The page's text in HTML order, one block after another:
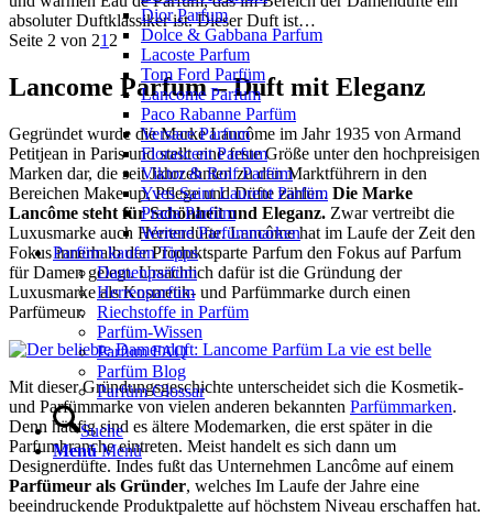
Dior Parfum
Dolce & Gabbana Parfum
Lacoste Parfum
Tom Ford Parfüm
Lancome Parfum
Paco Rabanne Parfüm
Versace Parfum
Florascent Parfum
Viktor & Rolf Parfüm
Yves Saint Laurent Parfüm
Prada Parfüm
Weitere Parfümmarken
Parfüm kaufen Tipps
Damenparfüm
Herrenparfüm
Riechstoffe in Parfüm
Parfüm-Wissen
Parfum FAQ
Parfüm Blog
Parfüm Glossar
Suche
Menü Menü
absoluter Duftklassiker ist. Dieser Duft ist…
Seite 2 von 21 2
Lancome Parfum – Duft mit Eleganz
Gegründet wurde die Marke Lancôme im Jahr 1935 von Armand
Petitjean in Paris und stellt eine feste Größe unter den hochpreisigen
Marken dar, die seit Jahrzehnten zu den Marktführern in den
Bereichen Make-up, Pflege und Düfte zählen. Die Marke
Lancôme steht für Schönheit und Eleganz. Zwar vertreibt die
Luxusmarke auch Herrendüfte. Lancôme hat im Laufe der Zeit den
Fokus innerhalb der Produktsparte Parfum den Fokus auf Parfum
für Damen gelegt. Ursächlich dafür ist die Gründung der
Luxusmarke als Kosmetik- und Parfümmarke durch einen
Parfümeur.
Mit dieser Gründungsgeschichte unterscheidet sich die Kosmetik-
und Parfümmarke von vielen anderen bekannten Parfümmarken.
Denn häufig sind es ältere Modemarken, die erst später in die
Parfumbranche eintreten. Meist handelt es sich dann um
Designerdüfte. Indes fußt das Unternehmen Lancôme auf einem
Parfümeur als Gründer, welches Im Laufe der Jahre eine
beeindruckende Produktpalette auf höchstem Niveau erschaffen hat.